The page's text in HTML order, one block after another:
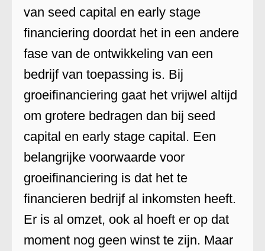
van seed capital en early stage
financiering doordat het in een andere
fase van de ontwikkeling van een
bedrijf van toepassing is. Bij
groeifinanciering gaat het vrijwel altijd
om grotere bedragen dan bij seed
capital en early stage capital. Een
belangrijke voorwaarde voor
groeifinanciering is dat het te
financieren bedrijf al inkomsten heeft.
Er is al omzet, ook al hoeft er op dat
moment nog geen winst te zijn. Maar